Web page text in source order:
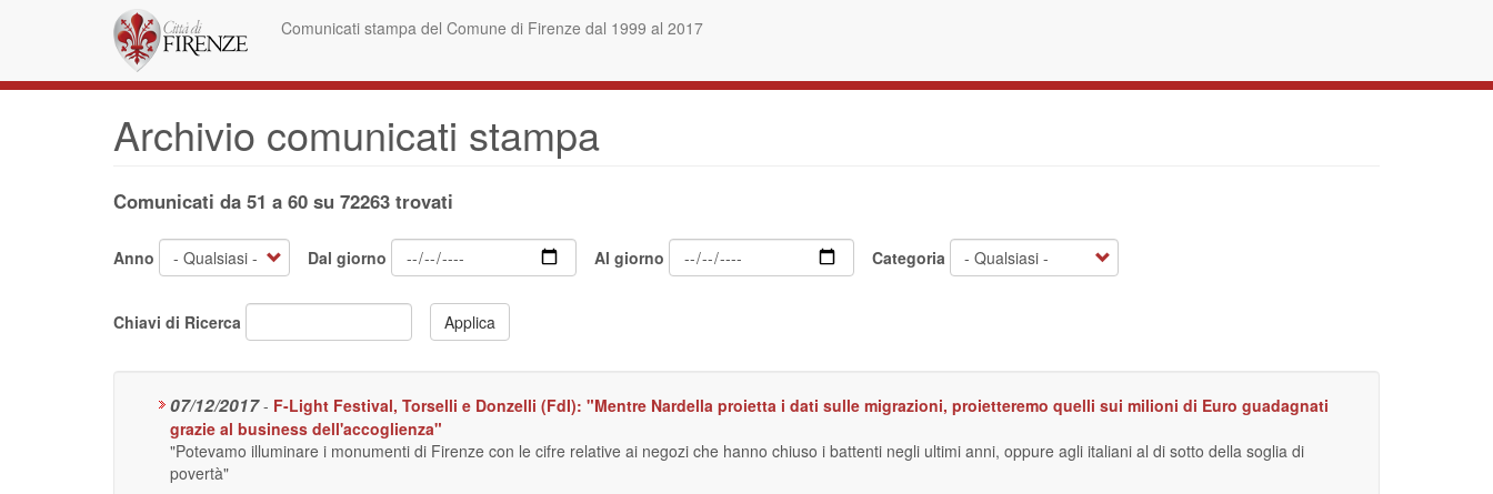
principale
Comunicati stampa del Comune di Firenze dal 1999 al 2017
Archivio comunicati stampa
Comunicati da 51 a 60 su 72263 trovati
Anno Dal giorno Al giorno Categoria
Chiavi di Ricerca Applica
07/12/2017 - F-Light Festival, Torselli e Donzelli (FdI): "Mentre Nardella proietta i dati sulle migrazioni, proietteremo quelli sui milioni di Euro guadagnati
grazie al business dell'accoglienza"
"Potevamo illuminare i monumenti di Firenze con le cifre relative ai negozi che hanno chiuso i battenti negli ultimi anni, oppure agli italiani al di sotto della soglia di
povertà"